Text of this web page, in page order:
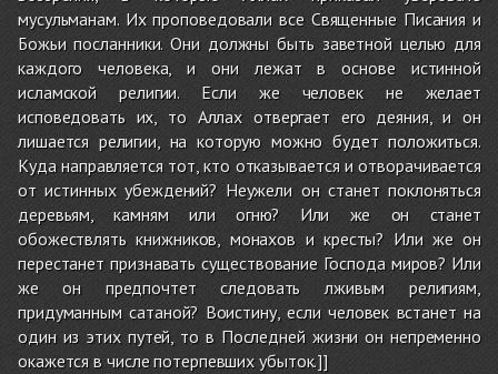
мусульманам. Их проповедовали все Священные Писания и
Божьи посланники. Они должны быть заветной целью для
каждого человека, и они лежат в основе истинной
исламской религии. Если же человек не желает
исповедовать их, то Аллах отвергает его деяния, и он
лишается религии, на которую можно будет положиться.
Куда направляется тот, кто отказывается и отворачивается
от истинных убеждений? Неужели он станет поклоняться
деревьям, камням или огню? Или же он станет
обожествлять книжников, монахов и кресты? Или же он
перестанет признавать существование Господа миров? Или
же он предпочтет следовать лживым религиям,
придуманным сатаной? Воистину, если человек встанет на
один из этих путей, то в Последней жизни он непременно
окажется в числе потерпевших убыток.]]